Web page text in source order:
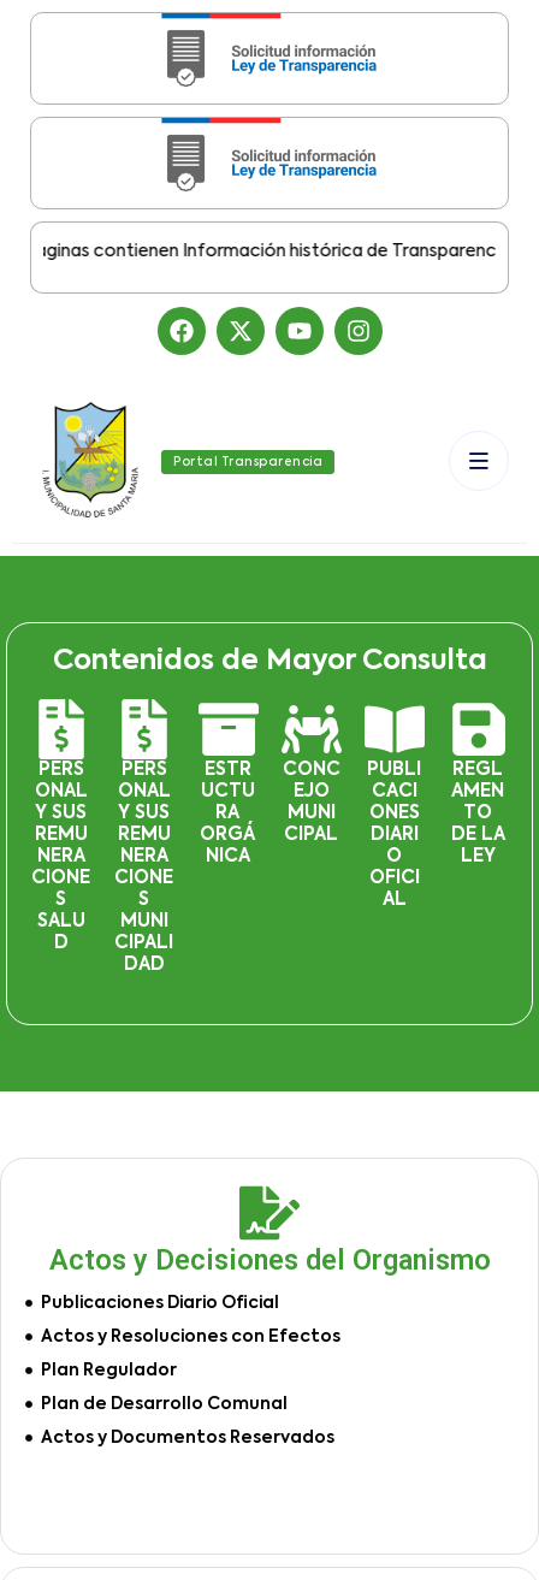
contienen Información histórica de Transparencia
Portal Transparencia
Contenidos de Mayor Consulta
PERS
ONAL
Y SUS
REMU
NERA
CIONE
S
SALU
D
PERS
ONAL
Y SUS
REMU
NERA
CIONE
S
MUNI
CIPALI
DAD
ESTR
UCTU
RA
ORGÁ
NICA
CONC
EJO
MUNI
CIPAL
PUBLI
CACI
ONES
DIARI
O
OFICI
AL
REGL
AMEN
TO
DE LA
LEY
Actos y Decisiones del Organismo
Publicaciones Diario Oficial
Actos y Resoluciones con Efectos
Plan Regulador
Plan de Desarrollo Comunal
Actos y Documentos Reservados